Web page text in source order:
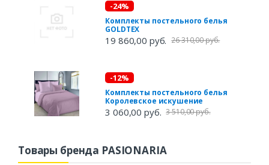
-24%
Комплекты постельного белья
GOLDTEX
19 860,00 руб. 26 310,00 руб.
-12%
Комплекты постельного белья
Королевское искушение
3 060,00 руб. 3 510,00 руб.
Товары бренда PASIONARIA